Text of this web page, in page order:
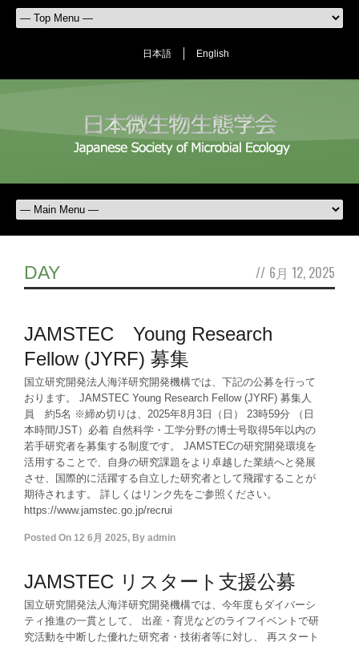
日本語 English
DAY // 6月 12, 2025
JAMSTEC Young Research
Fellow (JYRF) 募集
国立研究開発法人海洋研究開発機構では、下記の公募を行って
おります。 JAMSTEC Young Research Fellow (JYRF) 募集人
員 約5名 ※締め切りは、2025年8月3日（日） 23時59分 （日
本時間/JST）必着 自然科学・工学分野の博士号取得5年以内の
若手研究者を募集する制度です。 JAMSTECの研究開発環境を
活用することで、自身の研究課題をより卓越した業績へと発展
させ、国際的に活躍する自立した研究者として飛躍することが
期待されます。 詳しくはリンク先をご参照ください。
https://www.jamstec.go.jp/recrui
Posted On 12 6月 2025, By admin
JAMSTEC リスタート支援公募
国立研究開発法人海洋研究開発機構では、今年度もダイバーシ
ティ推進の一貫として、 出産・育児などのライフイベントで研
究活動を中断した優れた研究者・技術者等に対し、 再スタート